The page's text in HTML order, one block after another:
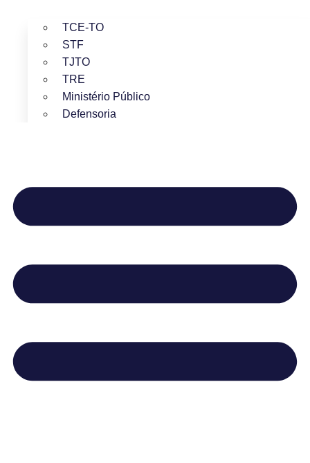
TCE-TO
STF
TJTO
TRE
Ministério Público
Defensoria